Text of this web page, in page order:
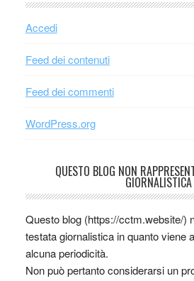
Accedi
Feed dei contenuti
Feed dei commenti
WordPress.org
QUESTO BLOG NON
GIORNALISTICA
Questo blog (https://cctm.website/)
testata giornalistica in quanto viene
alcuna periodicità.
Non può pertanto considerarsi un